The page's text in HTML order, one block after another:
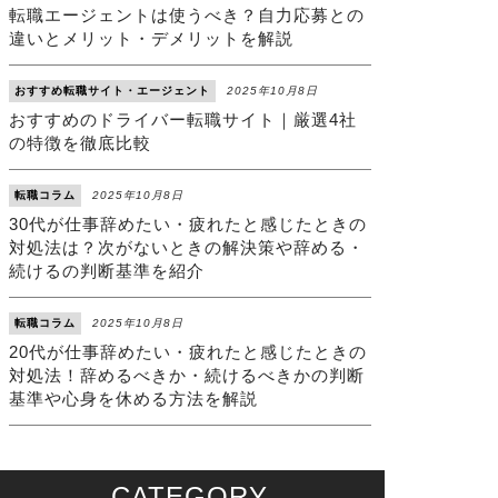
転職エージェントは使うべき？自力応募との
違いとメリット・デメリットを解説
おすすめ転職サイト・エージェント 2025年10月8日
おすすめのドライバー転職サイト｜厳選4社
の特徴を徹底比較
転職コラム 2025年10月8日
30代が仕事辞めたい・疲れたと感じたときの
対処法は？次がないときの解決策や辞める・
続けるの判断基準を紹介
転職コラム 2025年10月8日
20代が仕事辞めたい・疲れたと感じたときの
対処法！辞めるべきか・続けるべきかの判断
基準や心身を休める方法を解説